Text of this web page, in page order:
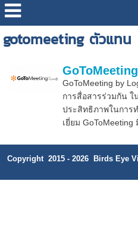
gotomeeting ตัวแทน
GoToMeeting
GoToMeeting by
การสื่อสารร่วมกัน ใ
ประสิทธิภาพในการ
เยี่ยม
Copyright 2015 - 2026 Birds Eye